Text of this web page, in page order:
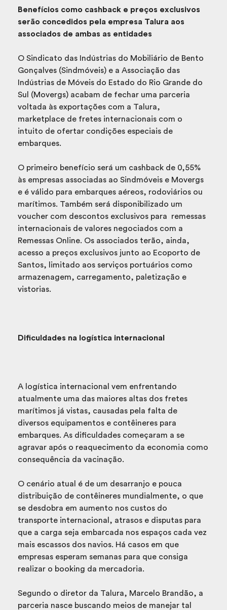
Benefícios como cashback e preços exclusivos
serão concedidos pela empresa Talura aos
associados de ambas as entidades
O Sindicato das Indústrias do Mobiliário de Bento
Gonçalves (Sindmóveis) e a Associação das
Indústrias de Móveis do Estado do Rio Grande do
Sul (Movergs) acabam de fechar uma parceria
voltada às exportações com a Talura,
marketplace de fretes internacionais com o
intuito de ofertar condições especiais de
embarques.
O primeiro benefício será um cashback de 0,55%
às empresas associadas ao Sindmóveis e Movergs
e é válido para embarques aéreos, rodoviários ou
marítimos. Também será disponibilizado um
voucher com descontos exclusivos para remessas
internacionais de valores negociados com a
Remessas Online. Os associados terão, ainda,
acesso a preços exclusivos junto ao Ecoporto de
Santos, limitado aos serviços portuários como
armazenagem, carregamento, paletização e
vistorias.
Dificuldades na logística internacional
A logística internacional vem enfrentando
atualmente uma das maiores altas dos fretes
marítimos já vistas, causadas pela falta de
diversos equipamentos e contêineres para
embarques. As dificuldades começaram a se
agravar após o reaquecimento da economia como
consequência da vacinação.
O cenário atual é de um desarranjo e pouca
distribuição de contêineres mundialmente, o que
se desdobra em aumento nos custos do
transporte internacional, atrasos e disputas para
que a carga seja embarcada nos espaços cada vez
mais escassos dos navios. Há casos em que
empresas esperam semanas para que consiga
realizar o booking da mercadoria.
Segundo o diretor da Talura, Marcelo Brandão, a
parceria nasce buscando meios de manejar tal